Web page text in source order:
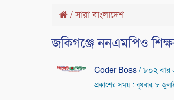
/সারা বাংলাদেশ
জকিগঞ্জে ননএমপিও
Coder Boss/ ৮০২ বার
প্রকাশের সময় : বুধবার, ৮